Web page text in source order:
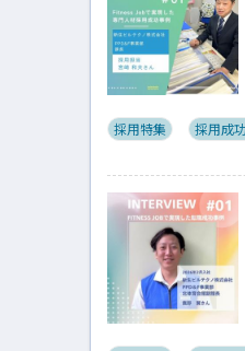
採用特集 採用成